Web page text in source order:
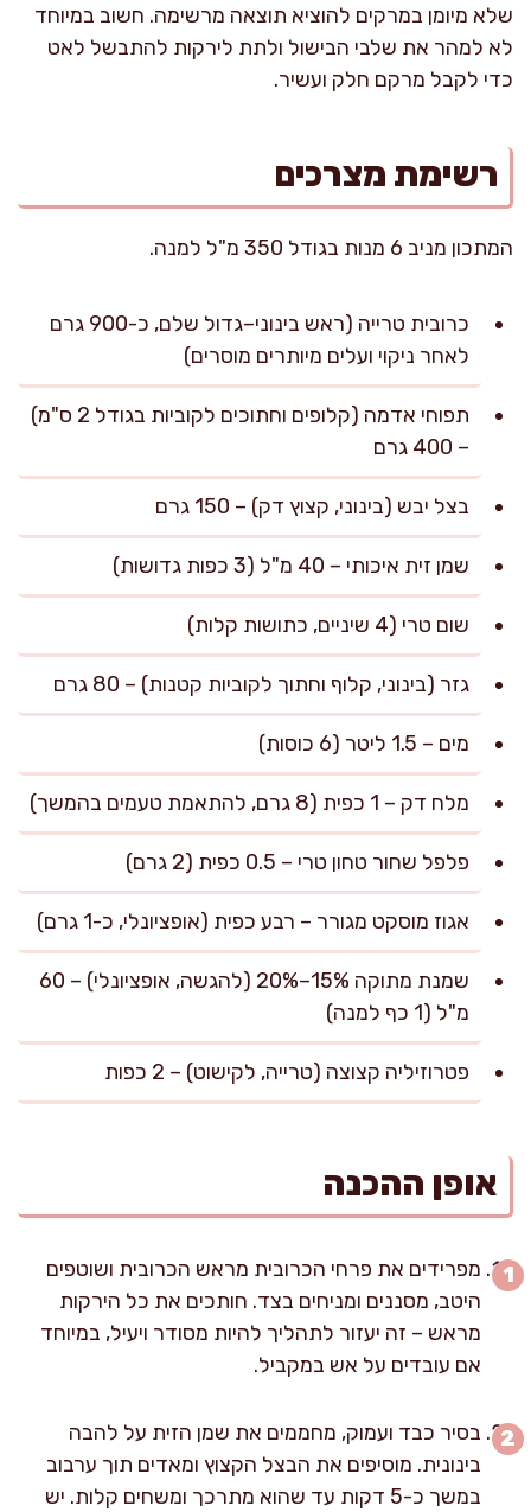
שלא מיומן במרקים להוציא תוצאה מרשימה. חשוב במיוחד
לא למהר את שלבי הבישול ולתת לירקות להתבשל לאט
כדי לקבל מרקם חלק ועשיר.
רשימת מצרכים
המתכון מניב 6 מנות בגודל 350 מ"ל למנה.
כרובית טרייה (ראש בינוני–גדול שלם, כ-900 גרם
לאחר ניקוי ועלים מיותרים מוסרים)
תפוחי אדמה (קלופים וחתוכים לקוביות בגודל 2 ס"מ)
– 400 גרם
בצל יבש (בינוני, קצוץ דק) – 150 גרם
שמן זית איכותי – 40 מ"ל (3 כפות גדושות)
שום טרי (4 שיניים, כתושות קלות)
גזר (בינוני, קלוף וחתוך לקוביות קטנות) – 80 גרם
מים – 1.5 ליטר (6 כוסות)
מלח דק – 1 כפית (8 גרם, להתאמת טעמים בהמשך)
פלפל שחור טחון טרי – 0.5 כפית (2 גרם)
אגוז מוסקט מגורר – רבע כפית (אופציונלי, כ-1 גרם)
שמנת מתוקה 15%–20% (להגשה, אופציונלי) – 60
מ"ל (1 כף למנה)
פטרוזיליה קצוצה (טרייה, לקישוט) – 2 כפות
אופן ההכנה
מפרידים את פרחי הכרובית מראש הכרובית ושוטפים
היטב, מסננים ומניחים בצד. חותכים את כל הירקות
מראש – זה יעזור לתהליך להיות מסודר ויעיל, במיוחד
אם עובדים על אש במקביל.
בסיר כבד ועמוק, מחממים את שמן הזית על להבה
בינונית. מוסיפים את הבצל הקצוץ ומאדים תוך ערבוב
במשך כ-5 דקות עד שהוא מתרכך ומשחים קלות. יש